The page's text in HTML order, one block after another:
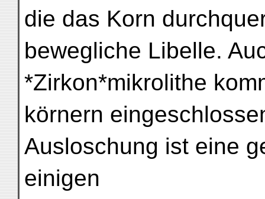
die das Korn
bewegliche Libelle.
*Zirkon*mikrolithe
körnern
Ausloschung ist eine
einigen